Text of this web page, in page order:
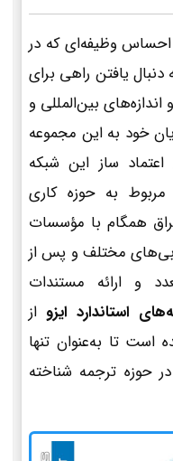
احساس وظیفه‌ای که در
دنبال یافتن راهی برای
بین‌المللی و
خود به این مجموعه
ساز این شبکه
مربوط به حوزه کاری
همگام با مؤسسات
مختلف و پس از
و ارائه مستندات
استاندارد ایزو از
است تا به‌عنوان تنها
در حوزه ترجمه شناخته